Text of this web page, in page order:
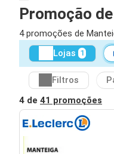
Promoção
4 promoções de
Lojas 1
Filtros
4 de 41 promoções